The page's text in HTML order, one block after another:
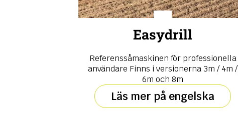
Easydrill
Referenssåmaskinen för professionella
användare Finns i versionerna 3m / 4m /
6m och 8m
Läs mer på engelska